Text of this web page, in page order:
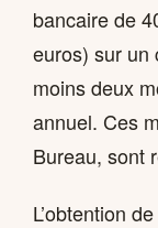
bancaire de
euros) sur un
moins deux
annuel. Ces
Bureau, sont
L’obtention